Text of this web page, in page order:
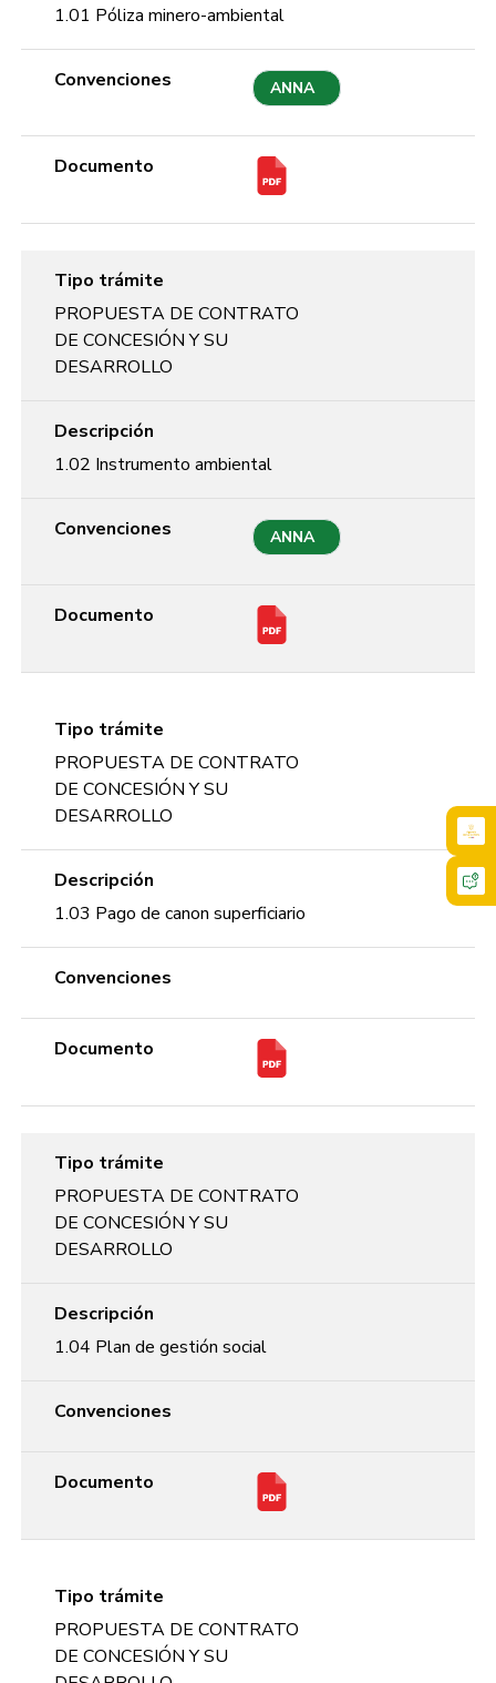
1.01 Póliza minero-ambiental
Convenciones ANNA
Documento
Tipo trámite
PROPUESTA DE CONTRATO
DE CONCESIÓN Y SU
DESARROLLO
Descripción
1.02 Instrumento ambiental
Convenciones ANNA
Documento
Tipo trámite
PROPUESTA DE CONTRATO
DE CONCESIÓN Y SU
DESARROLLO
Descripción
1.03 Pago de canon superficiario
Convenciones
Documento
Tipo trámite
PROPUESTA DE CONTRATO
DE CONCESIÓN Y SU
DESARROLLO
Descripción
1.04 Plan de gestión social
Convenciones
Documento
Tipo trámite
PROPUESTA DE CONTRATO
DE CONCESIÓN Y SU